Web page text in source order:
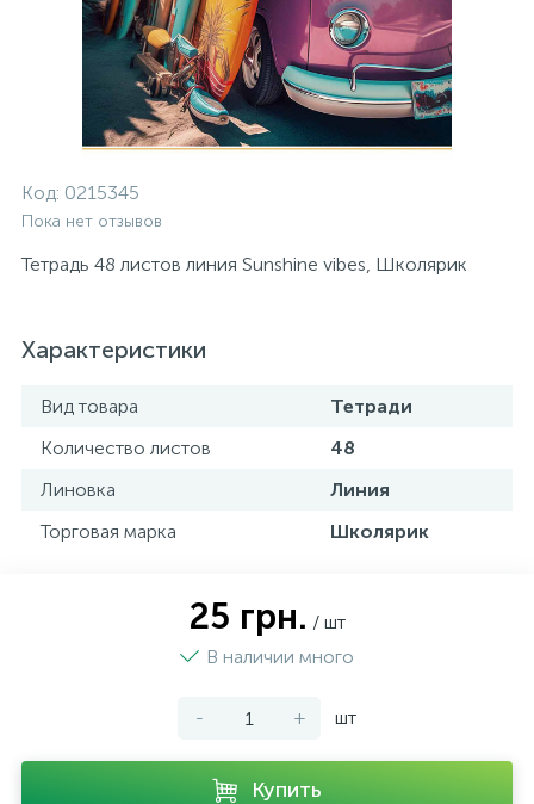
Код: 0215345
Пока нет отзывов
Тетрадь 48 листов линия Sunshine vibes, Школярик
Характеристики
Вид товара
Тетради
Количество листов
48
Линовка
Линия
Торговая марка
Школярик
25 грн. / шт
В наличии много
- + шт
Купить